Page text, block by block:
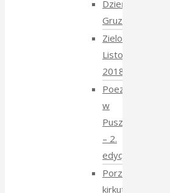
Dzień
Gruziński
Zielony
Listopad
2018
Poezja
w
Puszczy
– 2.
edycja
Porządkowanie
kirkutu